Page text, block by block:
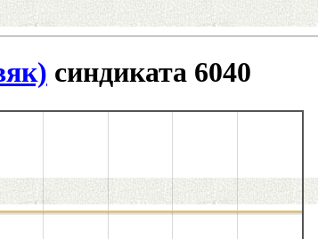
синдиката 6040